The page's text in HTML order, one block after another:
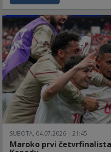
SUBOTA, 04.07.2026 | 21:45
Maroko prvi